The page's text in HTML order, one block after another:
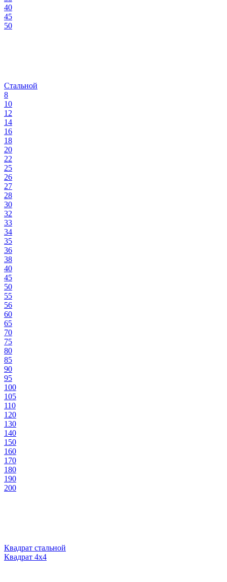
40
45
50
Стальной
8
10
12
14
16
18
20
22
25
26
27
28
30
32
33
34
35
36
38
40
45
50
55
56
60
65
70
75
80
85
90
95
100
105
110
120
130
140
150
160
170
180
190
200
Квадрат стальной
Квадрат 4х4